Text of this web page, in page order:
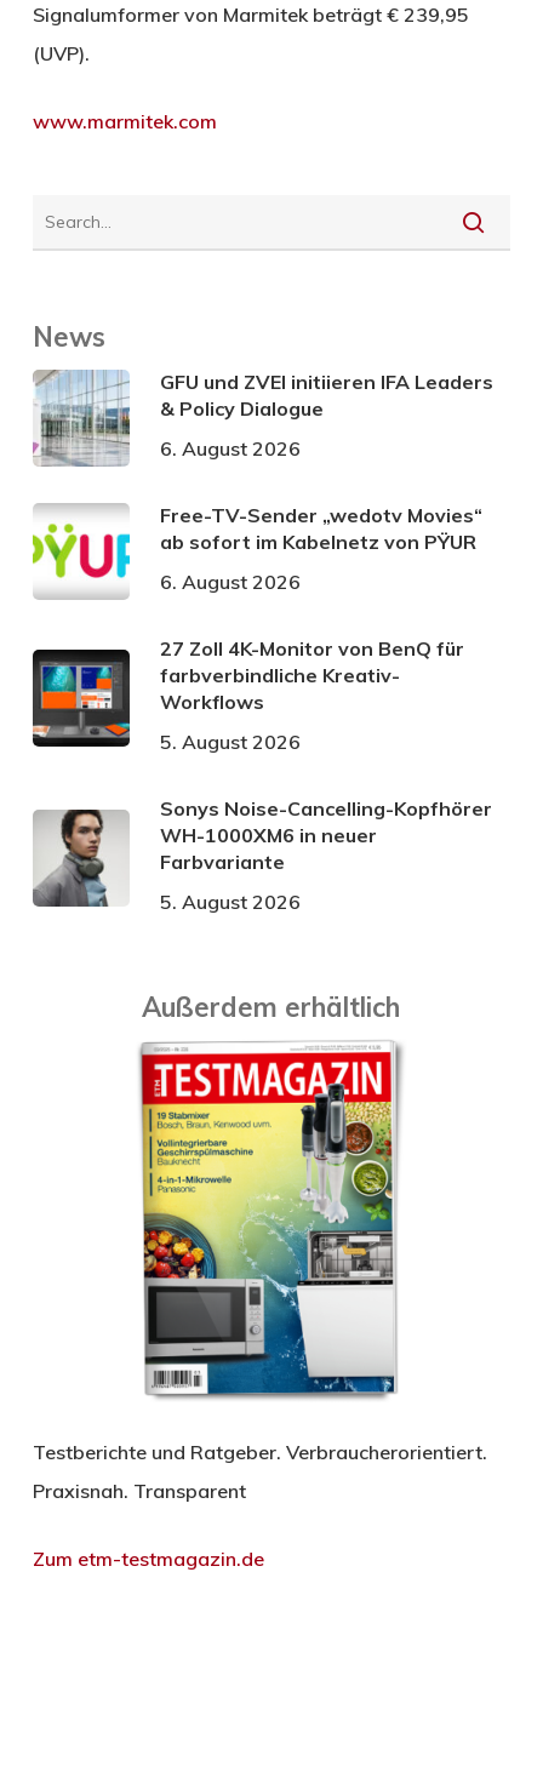
Signalumformer von Marmitek beträgt € 239,95
(UVP).
www.marmitek.com
News
GFU und ZVEI initiieren IFA Leaders
& Policy Dialogue
6. August 2026
Free-TV-Sender „wedotv Movies“
ab sofort im Kabelnetz von PŸUR
6. August 2026
27 Zoll 4K-Monitor von BenQ für
farbverbindliche Kreativ-
Workflows
5. August 2026
Sonys Noise-Cancelling-Kopfhörer
WH-1000XM6 in neuer
Farbvariante
5. August 2026
Außerdem erhältlich
Testberichte und Ratgeber. Verbraucherorientiert.
Praxisnah. Transparent
Zum etm-testmagazin.de